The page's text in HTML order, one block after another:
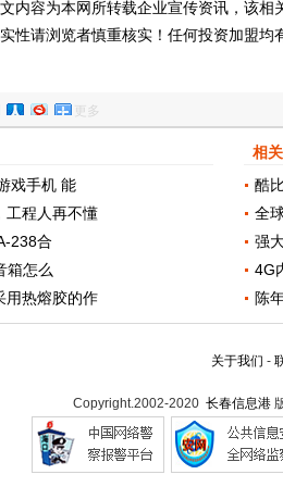
内容为本网所转载企业宣传资讯，该
性请浏览者慎重核实！任何投资加盟均
更多
戏手机 能
工程人再不懂
238合
箱怎么
用热熔胶的作
相
酷
全
强
4G
陈
关于我们 -
Copyright.2002-2020 长春信息港